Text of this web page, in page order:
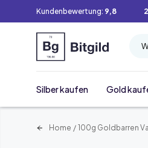
Kundenbewertung: 9,8
Silber kaufen Gold
Home / 100g Goldbarren